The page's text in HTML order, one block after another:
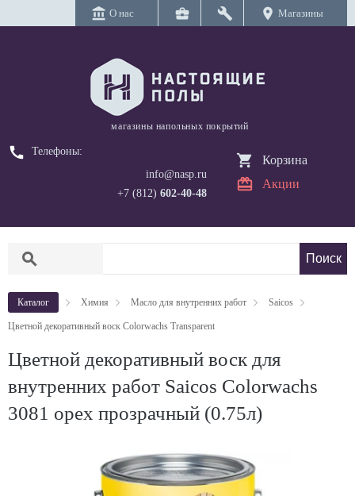
account_balance О нас business_center build location_on Магазины
магазины напольных покрытий
call
Телефоны:
info@nasp.ru
+7 (812) 602-40-48
Корзина
Акции
search
Каталог Химия Масло для внутренних работ Saicos
Цветной декоративный воск Colorwachs Transparent
Цветной декоративный воск для
внутренних работ Saicos Colorwachs
3081 орех прозрачный (0.75л)